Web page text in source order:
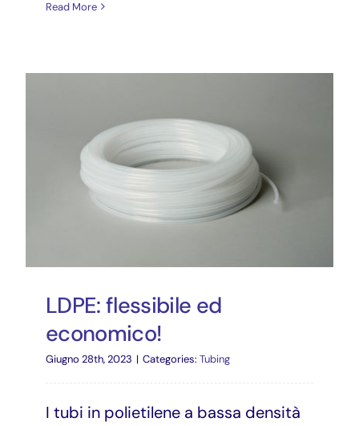
Read More
LDPE: flessibile ed
economico!
Giugno 28th, 2023 | Categories: Tubing
I tubi in polietilene a bassa densità